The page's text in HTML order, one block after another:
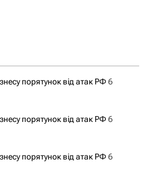
порятунок від атак РФ6
порятунок від атак РФ6
порятунок від атак РФ6